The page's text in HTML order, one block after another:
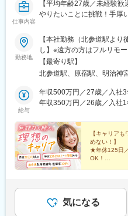
仕事内容
【平均年齢27歳／未経験
やりたいことに挑戦！手厚
勤務地
【本社勤務（北参道駅よ
し】※遠方の方はフルリモ
す！※研修は本社（東京）
51-10 PORTALPOINT
線「千駄ヶ谷駅」より徒歩
出口より徒歩8分＝＝＝＝
越し支援・家賃補助などを
ートワークが可能週3日リ
リモート勤務もOK！ライフ
き方ができます。
【最寄り駅】
北参道駅、原宿駅、明治神
給与
年収500万円／27歳／入社
年収350万円／26歳／入社
【キャリア
めない！】
★年休125日
OK！
気になる